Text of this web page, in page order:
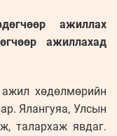
ажиллах
ажиллахад
хөдөлмөрийн
Ялангуяа, Улсын
талархаж явдаг.